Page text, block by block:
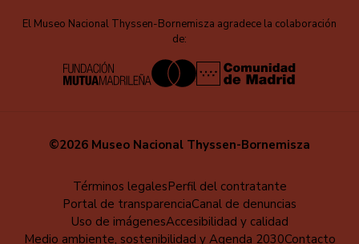
El Museo Nacional Thyssen-Bornemisza agradece la colaboración
de:
©2026 Museo Nacional Thyssen-Bornemisza
pie
Términos legalesPerfil del contratante
Portal de transparenciaCanal de denuncias
Uso de imágenesAccesibilidad y calidad
Medio ambiente, sostenibilidad y Agenda 2030Contacto